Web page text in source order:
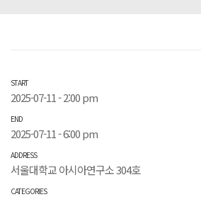
START
2025-07-11 - 2:00 pm
END
2025-07-11 - 6:00 pm
ADDRESS
서울대학교 아시아연구소 304호
CATEGORIES